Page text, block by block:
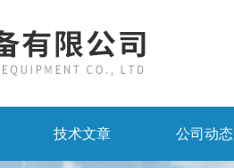
技术文章 公司动态